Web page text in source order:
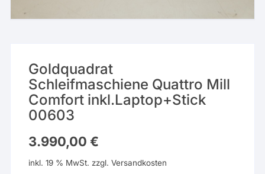
Goldquadrat
Schleifmaschiene Quattro Mill
Comfort inkl.Laptop+Stick
00603
3.990,00€
inkl. 19 % MwSt. zzgl.Versandkosten